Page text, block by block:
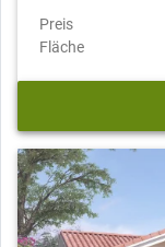
Preis
Fläche